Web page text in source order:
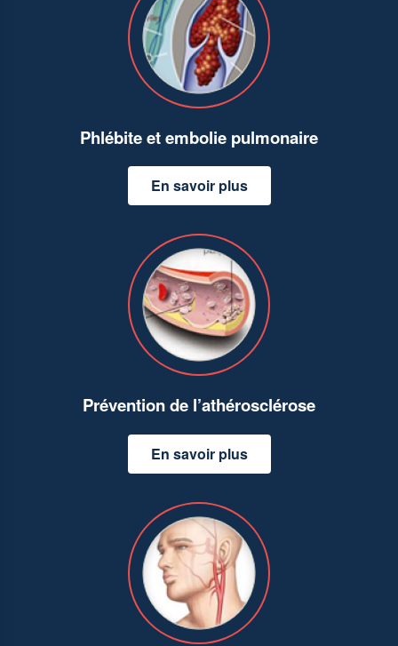
Phlébite et embolie pulmonaire
En savoir plus
Prévention de l’athérosclérose
En savoir plus